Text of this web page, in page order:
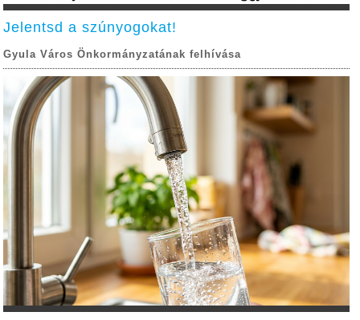
Jelentsd a szúnyogokat!
Gyula Város Önkormányzatának felhívása